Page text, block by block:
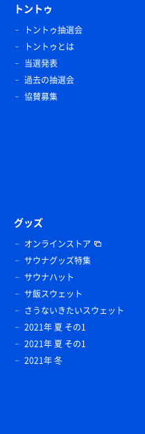
トントゥ
トントゥ抽選会
トントゥとは
当選発表
過去の抽選会
協賛募集
グッズ
オンラインストア
サウナグッズ特集
サウナハット
サ飯スウェット
さうないきたいスウェット
2021年 夏 その1
2021年 夏 その1
2021年 冬